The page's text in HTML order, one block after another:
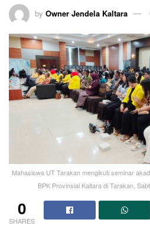
by Owner Jendela Kaltara
Mahasiswa UT Tarakan mengikuti seminar
BPK Provinsial Kaltara di Tarakan,
0
SHARES